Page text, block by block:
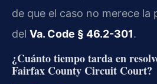
de que el caso no merece la
del Va. Code § 46.2-301.
¿Cuánto tiempo tarda en
Fairfax County Circuit Court?